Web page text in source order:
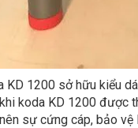
KD 1200 sở hữu kiểu
koda KD 1200 được
sự cứng cáp, bảo